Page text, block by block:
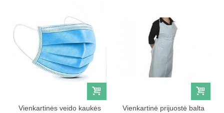
Vienkartinės veido kaukės
Vienkartinė prijuostė balta